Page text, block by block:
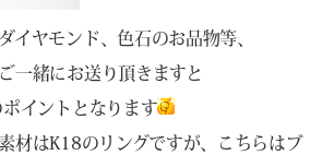
イヤモンド、色石のお品物等、
一緒にお送り頂きますと
イントとなります
材はK18のリングですが、こちらはブ